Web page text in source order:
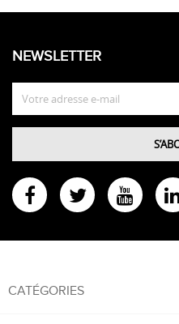
NEWSLETTER
CATÉGORIES